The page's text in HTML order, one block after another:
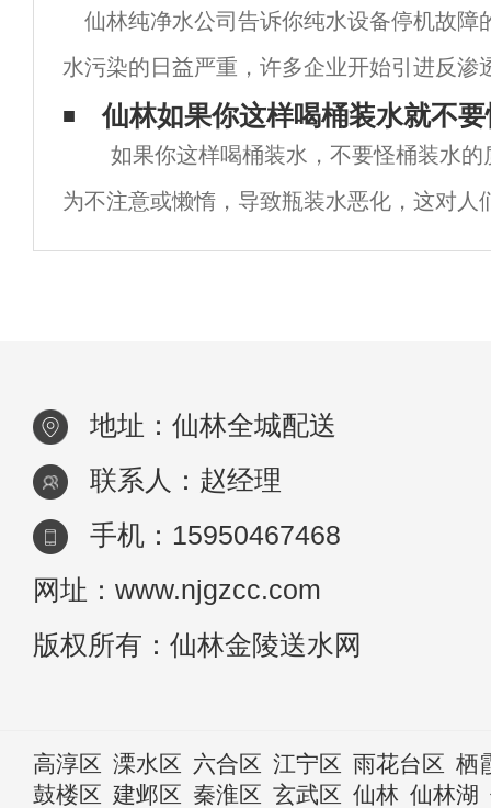
时间表。AM8:30清晨从起床到办公室的过
仙林纯净水公司告诉你纯水设备停机故障
水污染的日益严重，许多企业开始引进反渗
以改善水质问题。对于这种先进的水处理设
当，可能会出现各种小问题，对用户产生很
仙林如果你这样喝桶装水​就不
如果你这样喝桶装水，不要怪桶装水的
为不注意或懒惰，导致瓶装水恶化，这对人
为了自己和家庭健康，须注意以下问题，经
地址：仙林全城配送
联系人：赵经理
手机：15950467468
网址：www.njgzcc.com
版权所有：仙林金陵送水网
高淳区 溧水区 六合区 江宁区 雨花台区 栖
鼓楼区 建邺区 秦淮区 玄武区 仙林 仙林湖